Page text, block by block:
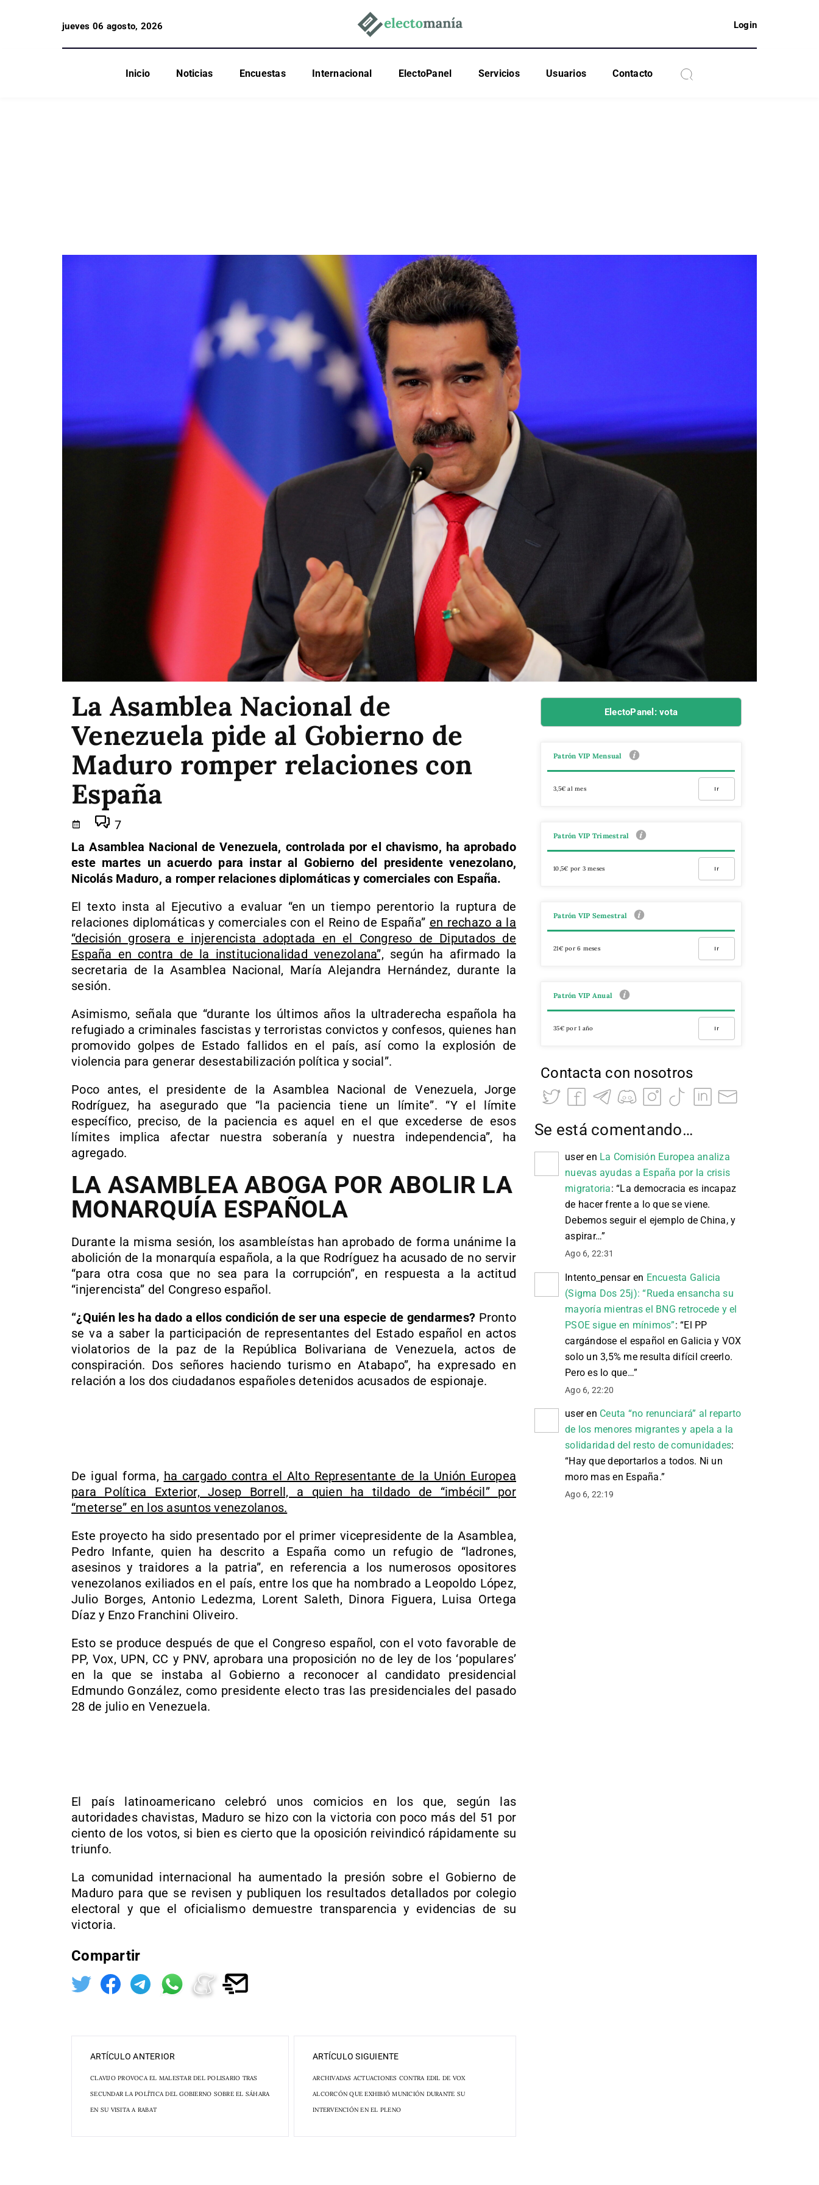
jueves 06 agosto, 2026 Login
Inicio Noticias Encuestas Internacional ElectoPanel Servicios Usuarios Contacto
La Asamblea Nacional de
Venezuela pide al Gobierno de
Maduro romper relaciones con
España
7
La Asamblea Nacional de Venezuela, controlada por el chavismo, ha aprobado
este martes un acuerdo para instar al Gobierno del presidente venezolano,
Nicolás Maduro, a romper relaciones diplomáticas y comerciales con España.
El texto insta al Ejecutivo a evaluar “en un tiempo perentorio la ruptura de
relaciones diplomáticas y comerciales con el Reino de España” en rechazo a la
“decisión grosera e injerencista adoptada en el Congreso de Diputados de
España en contra de la institucionalidad venezolana”, según ha afirmado la
secretaria de la Asamblea Nacional, María Alejandra Hernández, durante la
sesión.
Asimismo, señala que “durante los últimos años la ultraderecha española ha
refugiado a criminales fascistas y terroristas convictos y confesos, quienes han
promovido golpes de Estado fallidos en el país, así como la explosión de
violencia para generar desestabilización política y social”.
Poco antes, el presidente de la Asamblea Nacional de Venezuela, Jorge
Rodríguez, ha asegurado que “la paciencia tiene un límite”. “Y el límite
específico, preciso, de la paciencia es aquel en el que excederse de esos
límites implica afectar nuestra soberanía y nuestra independencia”, ha
agregado.
LA ASAMBLEA ABOGA POR ABOLIR LA
MONARQUÍA ESPAÑOLA
Durante la misma sesión, los asambleístas han aprobado de forma unánime la
abolición de la monarquía española, a la que Rodríguez ha acusado de no servir
“para otra cosa que no sea para la corrupción”, en respuesta a la actitud
“injerencista” del Congreso español.
“¿Quién les ha dado a ellos condición de ser una especie de gendarmes? Pronto
se va a saber la participación de representantes del Estado español en actos
violatorios de la paz de la República Bolivariana de Venezuela, actos de
conspiración. Dos señores haciendo turismo en Atabapo”, ha expresado en
relación a los dos ciudadanos españoles detenidos acusados de espionaje.
De igual forma, ha cargado contra el Alto Representante de la Unión Europea
para Política Exterior, Josep Borrell, a quien ha tildado de “imbécil” por
“meterse” en los asuntos venezolanos.
Este proyecto ha sido presentado por el primer vicepresidente de la Asamblea,
Pedro Infante, quien ha descrito a España como un refugio de “ladrones,
asesinos y traidores a la patria”, en referencia a los numerosos opositores
venezolanos exiliados en el país, entre los que ha nombrado a Leopoldo López,
Julio Borges, Antonio Ledezma, Lorent Saleth, Dinora Figuera, Luisa Ortega
Díaz y Enzo Franchini Oliveiro.
Esto se produce después de que el Congreso español, con el voto favorable de
PP, Vox, UPN, CC y PNV, aprobara una proposición no de ley de los ‘populares’
en la que se instaba al Gobierno a reconocer al candidato presidencial
Edmundo González, como presidente electo tras las presidenciales del pasado
28 de julio en Venezuela.
El país latinoamericano celebró unos comicios en los que, según las
autoridades chavistas, Maduro se hizo con la victoria con poco más del 51 por
ciento de los votos, si bien es cierto que la oposición reivindicó rápidamente su
triunfo.
La comunidad internacional ha aumentado la presión sobre el Gobierno de
Maduro para que se revisen y publiquen los resultados detallados por colegio
electoral y que el oficialismo demuestre transparencia y evidencias de su
victoria.
Compartir
ARTÍCULO ANTERIOR
CLAVIJO PROVOCA EL MALESTAR DEL POLISARIO TRAS
SECUNDAR LA POLÍTICA DEL GOBIERNO SOBRE EL SÁHARA
EN SU VISITA A RABAT
ARTÍCULO SIGUIENTE
ARCHIVADAS ACTUACIONES CONTRA EDIL DE VOX
ALCORCÓN QUE EXHIBIÓ MUNICIÓN DURANTE SU
INTERVENCIÓN EN EL PLENO
ElectoPanel: vota
Patrón VIP Mensual
3,5€ al mes Ir
Patrón VIP Trimestral
10,5€ por 3 meses Ir
Patrón VIP Semestral
21€ por 6 meses Ir
Patrón VIP Anual
35€ por 1 año Ir
Contacta con nosotros
Se está comentando…
useren La Comisión Europea analiza
nuevas ayudas a España por la crisis
migratoria: “La democracia es incapaz
de hacer frente a lo que se viene.
Debemos seguir el ejemplo de China, y
aspirar…”
Ago 6, 22:31
Intento_pensaren Encuesta Galicia
(Sigma Dos 25j): “Rueda ensancha su
mayoría mientras el BNG retrocede y el
PSOE sigue en mínimos”: “El PP
cargándose el español en Galicia y VOX
solo un 3,5% me resulta difícil creerlo.
Pero es lo que…”
Ago 6, 22:20
useren Ceuta “no renunciará” al reparto
de los menores migrantes y apela a la
solidaridad del resto de comunidades:
“Hay que deportarlos a todos. Ni un
moro mas en España.”
Ago 6, 22:19